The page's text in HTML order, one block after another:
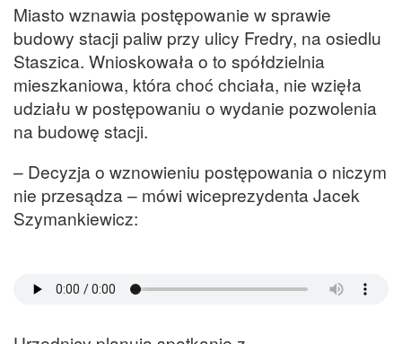
Miasto wznawia postępowanie w sprawie
budowy stacji paliw przy ulicy Fredry, na osiedlu
Staszica. Wnioskowała o to spółdzielnia
mieszkaniowa, która choć chciała, nie wzięła
udziału w postępowaniu o wydanie pozwolenia
na budowę stacji.
– Decyzja o wznowieniu postępowania o niczym
nie przesądza – mówi wiceprezydenta Jacek
Szymankiewicz: